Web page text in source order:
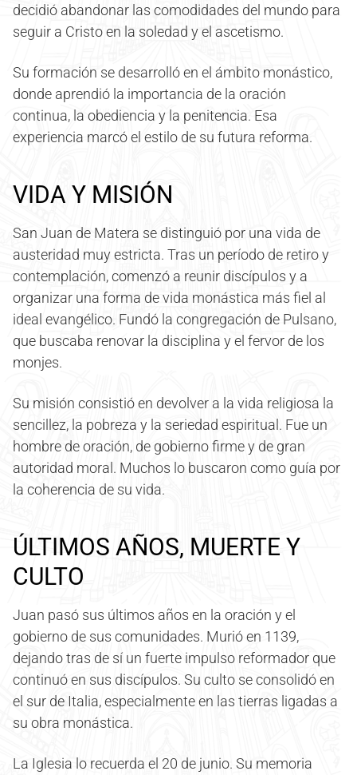
decidió abandonar las comodidades del mundo para
seguir a Cristo en la soledad y el ascetismo.
Su formación se desarrolló en el ámbito monástico,
donde aprendió la importancia de la oración
continua, la obediencia y la penitencia. Esa
experiencia marcó el estilo de su futura reforma.
VIDA Y MISIÓN
San Juan de Matera se distinguió por una vida de
austeridad muy estricta. Tras un período de retiro y
contemplación, comenzó a reunir discípulos y a
organizar una forma de vida monástica más fiel al
ideal evangélico. Fundó la congregación de Pulsano,
que buscaba renovar la disciplina y el fervor de los
monjes.
Su misión consistió en devolver a la vida religiosa la
sencillez, la pobreza y la seriedad espiritual. Fue un
hombre de oración, de gobierno firme y de gran
autoridad moral. Muchos lo buscaron como guía por
la coherencia de su vida.
ÚLTIMOS AÑOS, MUERTE Y
CULTO
Juan pasó sus últimos años en la oración y el
gobierno de sus comunidades. Murió en 1139,
dejando tras de sí un fuerte impulso reformador que
continuó en sus discípulos. Su culto se consolidó en
el sur de Italia, especialmente en las tierras ligadas a
su obra monástica.
La Iglesia lo recuerda el 20 de junio. Su memoria